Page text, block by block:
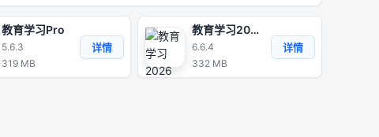
教育学习Pro
5.6.3
319 MB
详情
教育学习2026
6.6.4
332 MB
详情